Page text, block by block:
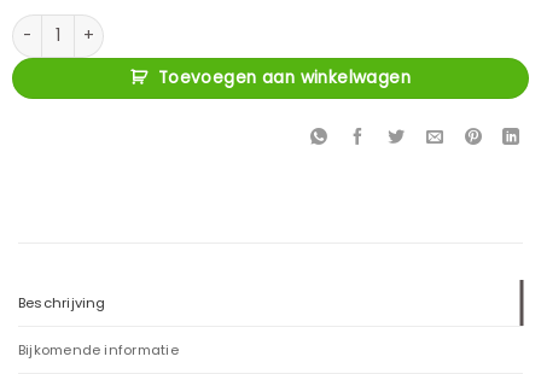
Wandkast Alexander Jones charcoal (Rigley) aantal
Toevoegen aan winkelwagen
Beschrijving
Bijkomende informatie